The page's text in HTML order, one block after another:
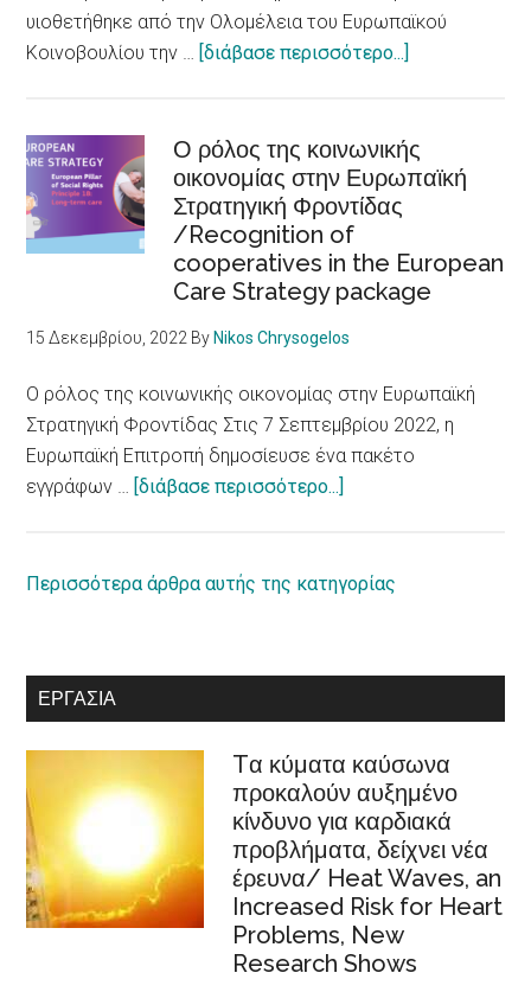
accessible
to
disabilities
υιοθετήθηκε από την Ολομέλεια του Ευρωπαϊκού
Κοινοβουλίου την … [διάβασε περισσότερο...]
νοοτροπίας
για
ατόμων
με
European
Parliament
adopts
Ο ρόλος της κοινωνικής
οικονομίας στην Ευρωπαϊκή
Στρατηγική Φροντίδας
/Recognition of
cooperatives in the European
Care Strategy package
15 Δεκεμβρίου, 2022 By Nikos Chrysogelos
Ο ρόλος της κοινωνικής οικονομίας στην Ευρωπαϊκή
Στρατηγική Φροντίδας Στις 7 Σεπτεμβρίου 2022, η
Ευρωπαϊκή Επιτροπή δημοσίευσε ένα πακέτο
εγγράφων … [διάβασε περισσότερο...]
της
στην
Φροντίδας
/Recognition
of
cooperatives
in
the
European
Care
Περισσότερα άρθρα αυτής της κατηγορίας
ΕΡΓΑΣΊΑ
Tα κύματα καύσωνα
προκαλούν αυξημένο
κίνδυνο για καρδιακά
προβλήματα, δείχνει νέα
έρευνα/ Heat Waves, an
Increased Risk for Heart
Problems, New
Research Shows